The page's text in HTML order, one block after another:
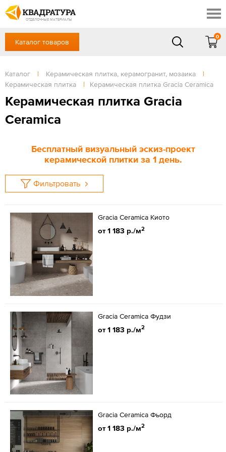
ОТДЕЛОЧНЫЕ МАТЕРИАЛЫ
Профи
Контакты
Доставка и оплата
Выставочный зал
Готовые решения
+7 (383) 209-98-97
Сб, Вс — выходной
ЗАКАЗАТЬ ЗВОНОК
Вход / Регистрация
Каталог товаров
0
Каталог | Керамическая плитка, керамогранит, мозаика
|
Керамическая плитка
| Керамическая плитка Gracia Ceramica
Керамическая плитка Gracia
Ceramica
Бесплатный визуальный эскиз-проект
керамической плитки за 1 день.
Фильтровать
Gracia Ceramica Киото
от 1 183 р./м2
Gracia Ceramica Фудзи
от 1 183 р./м2
Gracia Ceramica Фьорд
от 1 183 р./м2